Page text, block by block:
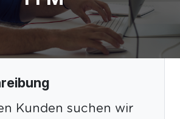
Kunden suchen wir